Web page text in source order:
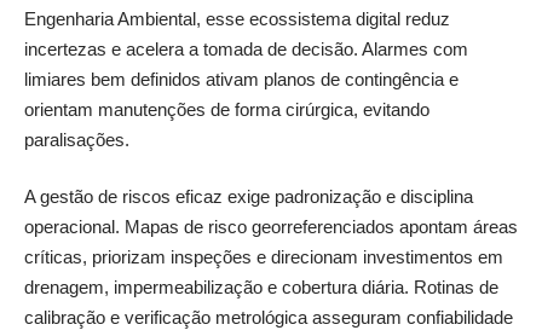
Engenharia Ambiental, esse ecossistema digital reduz
incertezas e acelera a tomada de decisão. Alarmes com
limiares bem definidos ativam planos de contingência e
orientam manutenções de forma cirúrgica, evitando
paralisações.
A gestão de riscos eficaz exige padronização e disciplina
operacional. Mapas de risco georreferenciados apontam áreas
críticas, priorizam inspeções e direcionam investimentos em
drenagem, impermeabilização e cobertura diária. Rotinas de
calibração e verificação metrológica asseguram confiabilidade